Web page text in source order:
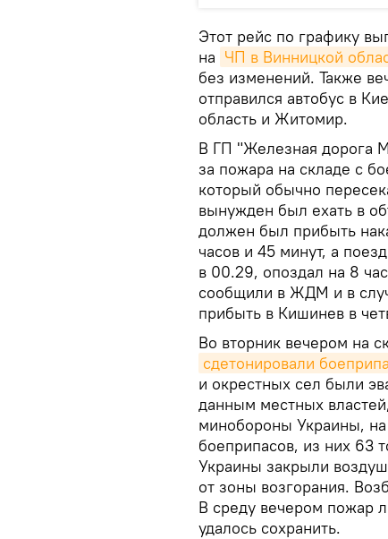
Этот рейс по графику
на ЧП в Винницкой
без изменений. Также
отправился автобус в
область и Житомир.
В ГП "Железная дорога
за пожара на складе с
который обычно
вынужден был ехать в
должен был прибыть
часов и 45 минут, а
в 00.29, опоздал на 8
сообщили в ЖДМ и в
прибыть в Кишинев в
Во вторник вечером на
сдетонировали
и окрестных сел были
данным местных
минобороны Украины, на
боеприпасов, из них 63
Украины закрыли
от зоны возгорания.
В среду вечером пожар
удалось сохранить.